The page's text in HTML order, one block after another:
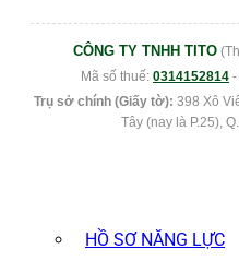
CÔNG TY TNHH TITO
Mã số thuế: 0314152814 -
Trụ sở chính (Giấy tờ): 398 Xô
Tây (nay là P.25),
HỒ SƠ NĂNG LỰC